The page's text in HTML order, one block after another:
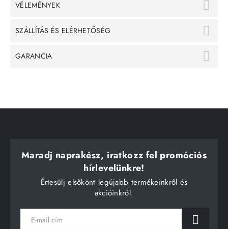
VÉLEMÉNYEK
SZÁLLÍTÁS ÉS ELÉRHETŐSÉG
GARANCIA
Maradj naprakész, iratkozz fel promóciós
hírlevelünkre!
Értesülj elsőkönt legújabb termékeinkről és
akcióinkról.
E-
mail